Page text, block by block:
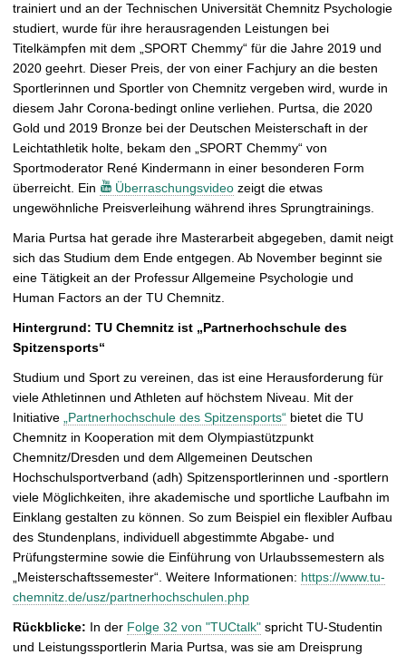
g
trainiert und an der Technischen Universität Chemnitz Psychologie
studiert, wurde für ihre herausragenden Leistungen bei
Titelkämpfen mit dem „SPORT Chemmy“ für die Jahre 2019 und
2020 geehrt. Dieser Preis, der von einer Fachjury an die besten
Sportlerinnen und Sportler von Chemnitz vergeben wird, wurde in
diesem Jahr Corona-bedingt online verliehen. Purtsa, die 2020
Gold und 2019 Bronze bei der Deutschen Meisterschaft in der
Leichtathletik holte, bekam den „SPORT Chemmy“ von
Sportmoderator René Kindermann in einer besonderen Form
überreicht. Ein
Überraschungsvideozeigt die etwas
ungewöhnliche Preisverleihung während ihres Sprungtrainings.
Maria Purtsa hat gerade ihre Masterarbeit abgegeben, damit neigt
sich das Studium dem Ende entgegen. Ab November beginnt sie
eine Tätigkeit an der Professur Allgemeine Psychologie und
Human Factors an der TU Chemnitz.
Hintergrund: TU Chemnitz ist „Partnerhochschule des
Spitzensports“
Studium und Sport zu vereinen, das ist eine Herausforderung für
viele Athletinnen und Athleten auf höchstem Niveau. Mit der
Initiative „Partnerhochschule des Spitzensports“ bietet die TU
Chemnitz in Kooperation mit dem Olympiastützpunkt
Chemnitz/Dresden und dem Allgemeinen Deutschen
Hochschulsportverband (adh) Spitzensportlerinnen und -sportlern
viele Möglichkeiten, ihre akademische und sportliche Laufbahn im
Einklang gestalten zu können. So zum Beispiel ein flexibler Aufbau
des Stundenplans, individuell abgestimmte Abgabe- und
Prüfungstermine sowie die Einführung von Urlaubssemestern als
„Meisterschaftssemester“. Weitere Informationen: https://www.tu-
chemnitz.de/usz/partnerhochschulen.php
Rückblicke: In der Folge 32 von "TUCtalk" spricht TU-Studentin
und Leistungssportlerin Maria Purtsa, was sie am Dreisprung